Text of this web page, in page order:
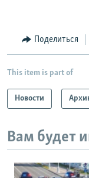
Поделиться
This item is part of
Новости
Вам будет